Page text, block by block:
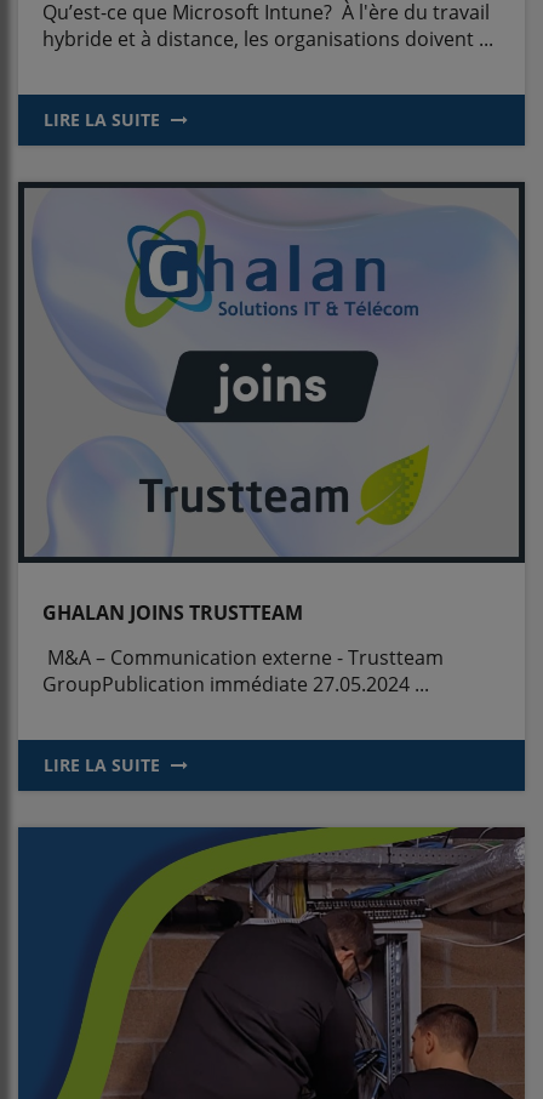
Qu’est-ce que Microsoft Intune? À l'ère du travail
hybride et à distance, les organisations doivent ...
LIRE LA SUITE
GHALAN JOINS TRUSTTEAM
M&A – Communication externe - Trustteam
GroupPublication immédiate 27.05.2024 ...
LIRE LA SUITE